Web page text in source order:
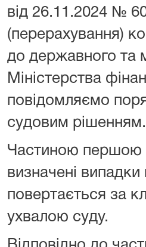
від 26.11.2024 №
(перерахування)
до державного та
Міністерства
повідомляємо
судовим рішенням.
Частиною першою
визначені
повертається за
ухвалою суду.